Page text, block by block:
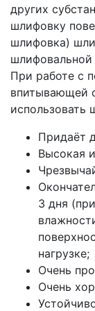
других
шлифовку
шлифовка)
шлифовальной
При работе с
впитывающей
использовать
Придаёт
Высокая
3 дня
нагрузке;
Очень
Очень